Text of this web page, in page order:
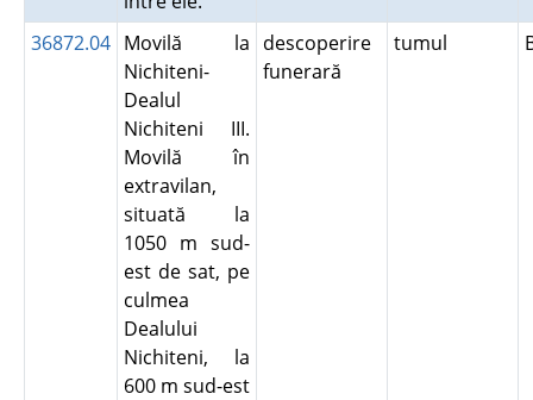
36872.04 Movilă la
Nichiteni-
Dealul
Nichiteni III.
Movilă în
extravilan,
situată la
1050 m sud-
est de sat, pe
culmea
Dealului
Nichiteni, la
600 m sud-est
descoperire
funerară
tumul